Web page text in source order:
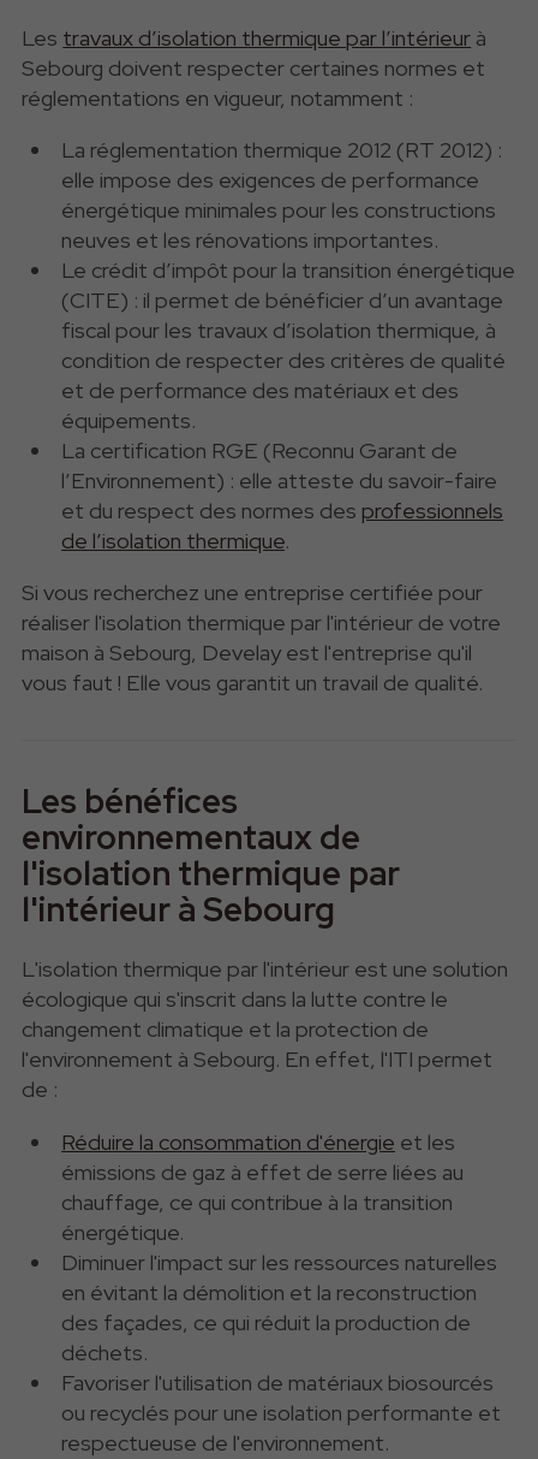
Les travaux d’isolation thermique par l’intérieur à
Sebourg doivent respecter certaines normes et
réglementations en vigueur, notamment :
La réglementation thermique 2012 (RT 2012) :
elle impose des exigences de performance
énergétique minimales pour les constructions
neuves et les rénovations importantes.
Le crédit d’impôt pour la transition énergétique
(CITE) : il permet de bénéficier d’un avantage
fiscal pour les travaux d’isolation thermique, à
condition de respecter des critères de qualité
et de performance des matériaux et des
équipements.
La certification RGE (Reconnu Garant de
l’Environnement) : elle atteste du savoir-faire
et du respect des normes des professionnels
de l’isolation thermique.
Si vous recherchez une entreprise certifiée pour
réaliser l'isolation thermique par l'intérieur de votre
maison à Sebourg, Develay est l'entreprise qu'il
vous faut ! Elle vous garantit un travail de qualité.
Les bénéfices
environnementaux de
l'isolation thermique par
l'intérieur à Sebourg
L'isolation thermique par l'intérieur est une solution
écologique qui s'inscrit dans la lutte contre le
changement climatique et la protection de
l'environnement à Sebourg. En effet, l'ITI permet
de :
Réduire la consommation d'énergie et les
émissions de gaz à effet de serre liées au
chauffage, ce qui contribue à la transition
énergétique.
Diminuer l'impact sur les ressources naturelles
en évitant la démolition et la reconstruction
des façades, ce qui réduit la production de
déchets.
Favoriser l'utilisation de matériaux biosourcés
ou recyclés pour une isolation performante et
respectueuse de l'environnement.